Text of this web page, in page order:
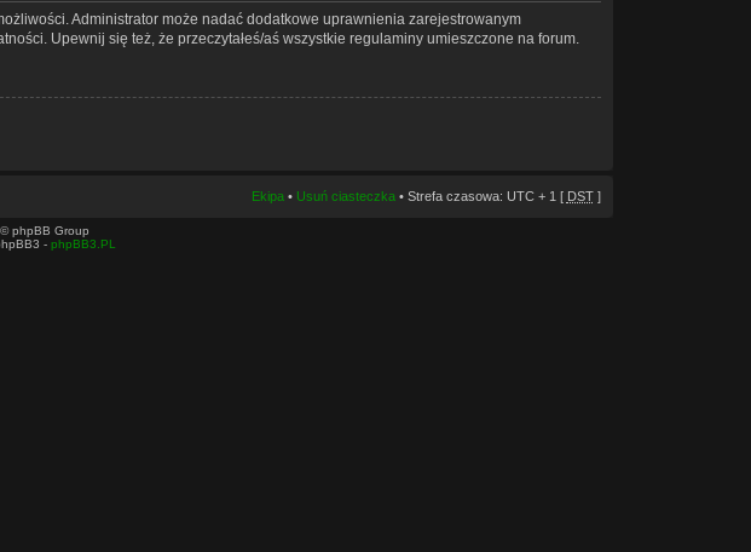
Administrator może nadać dodatkowe uprawnienia zarejestrowanym
Upewnij się też, że przeczytałeś/aś wszystkie regulaminy umieszczone na forum.
Ekipa• Usuń ciasteczka• Strefa czasowa: UTC + 1 [ DST]
phpBB Group
- phpBB3.PL